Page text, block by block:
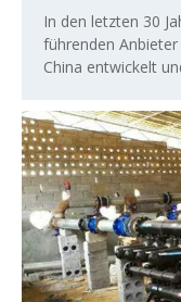
In den letzten 30
führenden
China entwickelt
kommerzieller